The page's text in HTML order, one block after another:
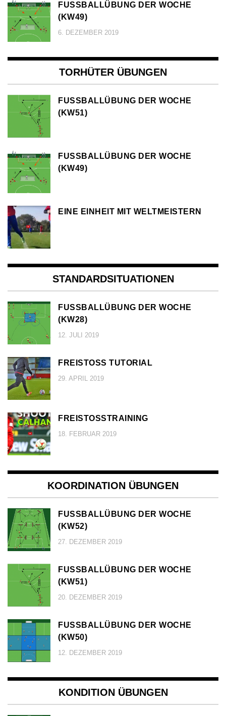
FUSSBALLÜBUNG DER WOCHE (
KW49)
6. DEZEMBER 2019
TORHÜTER ÜBUNGEN
FUSSBALLÜBUNG DER WOCHE (
KW51)
FUSSBALLÜBUNG DER WOCHE (
KW49)
EINE EINHEIT MIT WELTMEISTERN
STANDARDSITUATIONEN
FUSSBALLÜBUNG DER WOCHE (
KW28)
12. JULI 2019
FREISTOSS TUTORIAL
29. APRIL 2019
FREISTOSSTRAINING
18. FEBRUAR 2019
KOORDINATION ÜBUNGEN
FUSSBALLÜBUNG DER WOCHE (
KW52)
27. DEZEMBER 2019
FUSSBALLÜBUNG DER WOCHE (
KW51)
20. DEZEMBER 2019
FUSSBALLÜBUNG DER WOCHE (
KW50)
12. DEZEMBER 2019
KONDITION ÜBUNGEN